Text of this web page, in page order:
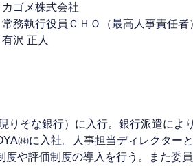
カゴメ株式会社
常務執行役員ＣＨＯ（最高人事責任者
有沢 正人
りそな銀行）に入行。銀行派遣によ
㈱に入社。人事担当ディレクター
度や評価制度の導入を行う。また委